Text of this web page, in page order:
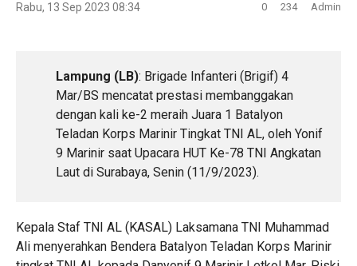
Rabu, 13 Sep 2023 08:34 0 234 Admin
Lampung (LB): Brigade Infanteri (Brigif) 4
Mar/BS mencatat prestasi membanggakan
dengan kali ke-2 meraih Juara 1 Batalyon
Teladan Korps Marinir Tingkat TNI AL, oleh Yonif
9 Marinir saat Upacara HUT Ke-78 TNI Angkatan
Laut di Surabaya, Senin (11/9/2023).
Kepala Staf TNI AL (KASAL) Laksamana TNI Muhammad
Ali menyerahkan Bendera Batalyon Teladan Korps Marinir